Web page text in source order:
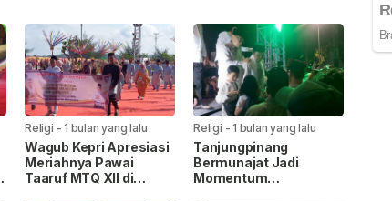
Religi -1 bulan yang lalu
Wagub Kepri Apresiasi
Meriahnya Pawai
Taaruf MTQ XII di
Religi -1 bulan yang lalu
Tanjungpinang
Bermunajat Jadi
Momentum